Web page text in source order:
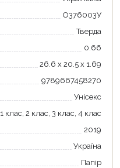
О376003У
Тверда
0.66
26.6 х 20.5 х 1.69
9789667458270
Унісекс
1 клас, 2 клас, 3 клас, 4 клас
2019
Україна
Папір